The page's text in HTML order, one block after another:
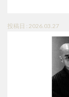
投稿日 : 2026.03.27